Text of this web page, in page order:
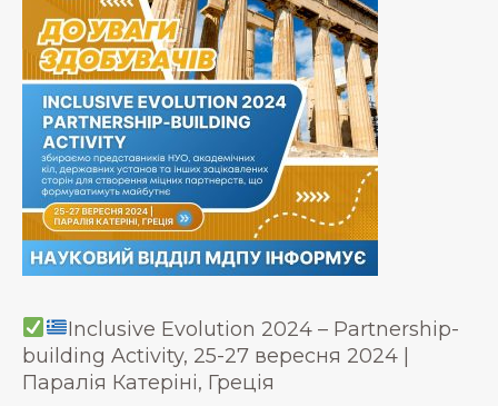
Inclusive Evolution 2024 – Partnership-
building Activity, 25-27 вересня 2024 |
Паралія Катеріні, Греція